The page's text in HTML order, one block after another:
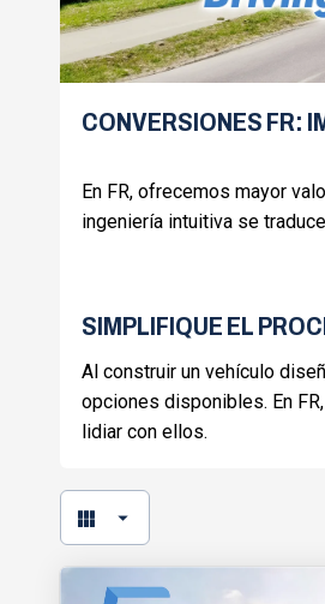
CONVERSIONES FR:
En FR, ofrecemos mayor
ingeniería intuitiva se
SIMPLIFIQUE EL
Al construir un vehículo
opciones disponibles. En
lidiar con ellos.